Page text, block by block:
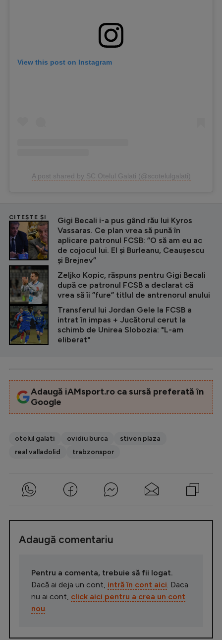
View this post on Instagram
A post shared by SC Otelul Galati (@scotelulgalati)
CITEȘTE ȘI
Gigi Becali i-a pus gând rău lui Kyros
Vassaras. Ce plan vrea să pună în
aplicare patronul FCSB: ”O să am eu ac
de cojocul lui. El și Burleanu, Ceaușescu
și Brejnev”
Zeljko Kopic, răspuns pentru Gigi Becali
după ce patronul FCSB a declarat că
vrea să îi ”fure” titlul de antrenorul anului
Transferul lui Jordan Gele la FCSB a
intrat în impas + Jucătorul cerut la
schimb de Unirea Slobozia: "L-am
eliberat"
Adaugă iAMsport.ro ca sursă preferată în
Google
otelul galati ovidiu burca
stiven plaza
real valladolid
trabzonspor
Adaugă comentariu
Pentru a comenta, trebuie să fii logat.
Dacă ai deja un cont, intră în cont aici. Daca
nu ai cont, click aici pentru a crea un cont
nou.